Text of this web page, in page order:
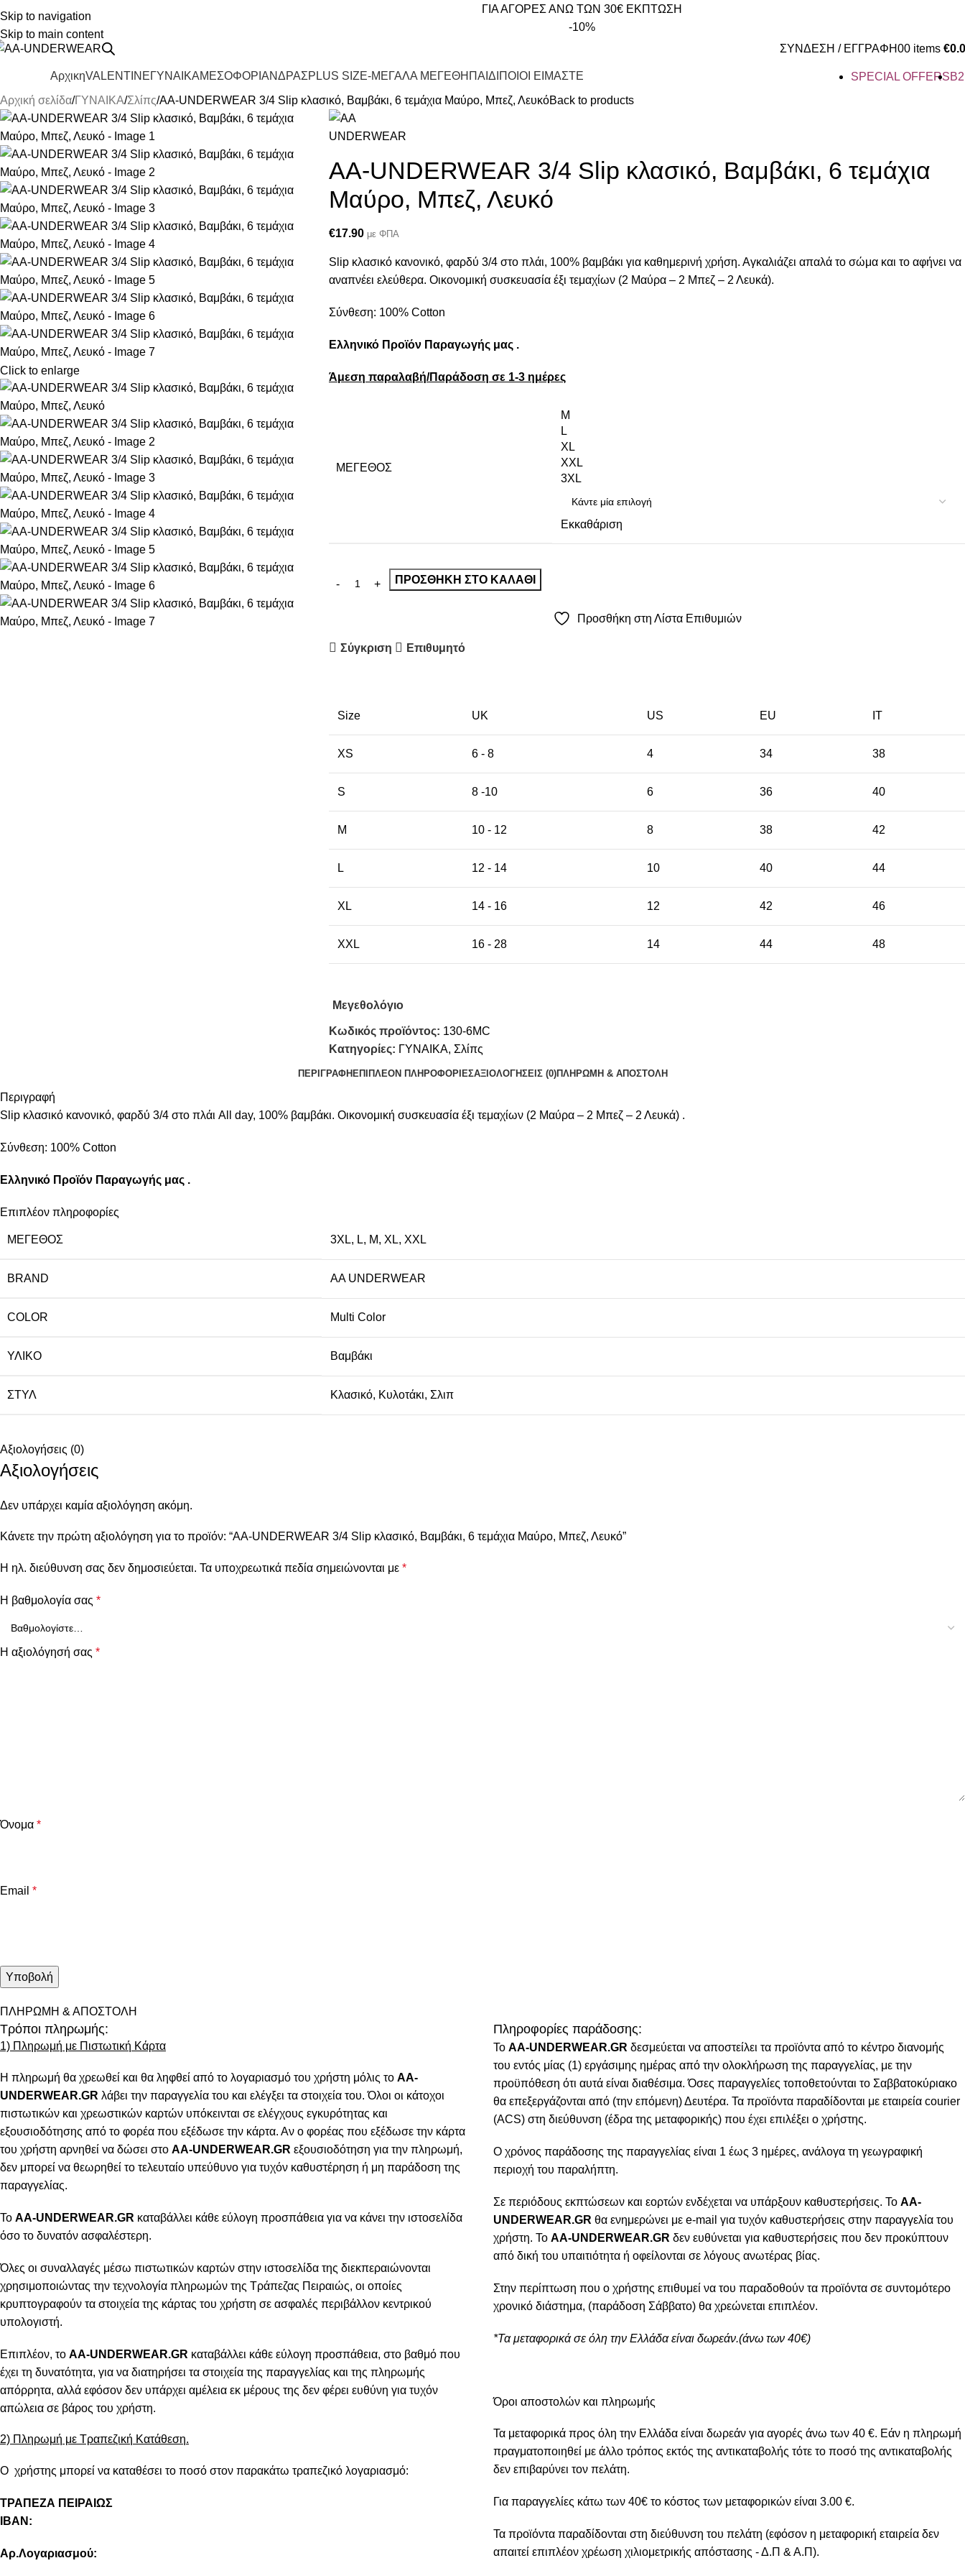
Skip to navigation
Skip to main content
παραγγελίες 23210 97300
ΓΙΑ ΑΓΟΡΕΣ ΑΝΩ ΤΩΝ 30€ ΕΚΠΤΩΣΗ
-10%
ΣΥΝΔΕΣΗ / ΕΓΓΡΑΦΗ00 items €
ΑρχικηVALENTINEΓΥΝΑΙΚΑΜΕΣΟΦΟΡΙ ΑΝΔΡΑΣPLUS SIZE-ΜΕΓΑΛΑ ΜΕΓΕΘΗ ΠΑΙΔΙ ΠΟΙΟΙ ΕΙΜΑΣΤΕ SPECIAL OFFERS
Αρχική σελίδα ΓΥΝΑΙΚΑ Σλίπς AA-UNDERWEAR 3/4 Slip κλασικό, Βαμβάκι, 6 τεμάχια Μαύρο, Μπεζ, ΛευκόBack to products
Click to enlarge
AA-UNDERWEAR 3/4 Slip κλασικό, Βαμβάκι, 6 τεμάχια
Μαύρο, Μπεζ, Λευκό
€17.90 με ΦΠΑ
Slip κλασικό κανονικό, φαρδύ 3/4 στο πλάι, 100% βαμβάκι για καθημερινή χρήση. Αγκαλιάζει απαλά το σώμα και το αφήνει να
αναπνέει ελεύθερα. Οικονομική συσκευασία έξι τεμαχίων (2 Μαύρα – 2 Μπεζ – 2 Λευκά).
Σύνθεση: 100% Cotton
Ελληνικό Προϊόν Παραγωγής μας .
Άμεση παραλαβή/Παράδοση σε 1-3 ημέρες
ΜΈΓΕΘΟΣ
M
L
XL
XXL
3XL
Εκκαθάριση
ΠΡΟΣΘΉΚΗ ΣΤΟ ΚΑΛΆΘΙ
Προσθήκη στη Λίστα Επιθυμιών
Σύγκριση Επιθυμητό
Size UK US EU ΙΤ
XS 6 - 8 4 34 38
S 8 -10 6 36 40
M 10 - 12 8 38 42
L 12 - 14 10 40 44
XL 14 - 16 12 42 46
XXL 16 - 28 14 44 48
Μεγεθολόγιο
Κωδικός προϊόντος: 130-6MC
Κατηγορίες: ΓΥΝΑΙΚΑ, Σλίπς
ΠΕΡΙΓΡΑΦΉΕΠΙΠΛΈΟΝ ΠΛΗΡΟΦΟΡΊΕΣΑΞΙΟΛΟΓΉΣΕΙΣ (0)ΠΛΗΡΩΜΗ & ΑΠΟΣΤΟΛΗ
Περιγραφή
Slip κλασικό κανονικό, φαρδύ 3/4 στο πλάι All day, 100% βαμβάκι. Οικονομική συσκευασία έξι τεμαχίων (2 Μαύρα – 2 Μπεζ – 2 Λευκά) .
Σύνθεση: 100% Cotton
Ελληνικό Προϊόν Παραγωγής μας .
Επιπλέον πληροφορίες
ΜΈΓΕΘΟΣ 3XL, L, M, XL, XXL
BRAND AA UNDERWEAR
COLOR Multi Color
ΥΛΙΚΌ Βαμβάκι
ΣΤΥΛ Κλασικό, Κυλοτάκι, Σλιπ
Αξιολογήσεις (0)
Αξιολογήσεις
Δεν υπάρχει καμία αξιολόγηση ακόμη.
Κάνετε την πρώτη αξιολόγηση για το προϊόν: “AA-UNDERWEAR 3/4 Slip κλασικό, Βαμβάκι, 6 τεμάχια Μαύρο, Μπεζ, Λευκό”
Η ηλ. διεύθυνση σας δεν δημοσιεύεται. Τα υποχρεωτικά πεδία σημειώνονται με *
Η βαθμολογία σας *
Η αξιολόγησή σας *
Όνομα *
Email *
ΠΛΗΡΩΜΗ & ΑΠΟΣΤΟΛΗ
Τρόποι πληρωμής:
1) Πληρωμή με Πιστωτική Κάρτα
Η πληρωμή θα χρεωθεί και θα ληφθεί από το λογαριασμό του χρήστη μόλις το AA-
UNDERWEAR.GR λάβει την παραγγελία του και ελέγξει τα στοιχεία του. Όλοι οι κάτοχοι
πιστωτικών και χρεωστικών καρτών υπόκεινται σε ελέγχους εγκυρότητας και
εξουσιοδότησης από το φορέα που εξέδωσε την κάρτα. Αν ο φορέας που εξέδωσε την κάρτα
του χρήστη αρνηθεί να δώσει στο AA-UNDERWEAR.GR εξουσιοδότηση για την πληρωμή,
δεν μπορεί να θεωρηθεί το τελευταίο υπεύθυνο για τυχόν καθυστέρηση ή μη παράδοση της
παραγγελίας.
Το AA-UNDERWEAR.GR καταβάλλει κάθε εύλογη προσπάθεια για να κάνει την ιστοσελίδα
όσο το δυνατόν ασφαλέστερη.
Όλες οι συναλλαγές μέσω πιστωτικών καρτών στην ιστοσελίδα της διεκπεραιώνονται
χρησιμοποιώντας την τεχνολογία πληρωμών της Τράπεζας Πειραιώς, οι οποίες
κρυπτογραφούν τα στοιχεία της κάρτας του χρήστη σε ασφαλές περιβάλλον κεντρικού
υπολογιστή.
Επιπλέον, το AA-UNDERWEAR.GR καταβάλλει κάθε εύλογη προσπάθεια, στο βαθμό που
έχει τη δυνατότητα, για να διατηρήσει τα στοιχεία της παραγγελίας και της πληρωμής
απόρρητα, αλλά εφόσον δεν υπάρχει αμέλεια εκ μέρους της δεν φέρει ευθύνη για τυχόν
απώλεια σε βάρος του χρήστη.
2) Πληρωμή με Τραπεζική Κατάθεση.
Ο χρήστης μπορεί να καταθέσει το ποσό στον παρακάτω τραπεζικό λογαριασμό:
ΤΡΑΠΕΖΑ ΠΕΙΡΑΙΩΣ
IBAN:
Αρ.Λογαριασμού:
Πληροφορίες παράδοσης:
To AA-UNDERWEAR.GR δεσμεύεται να αποστείλει τα προϊόντα από το κέντρο διανομής
του εντός μίας (1) εργάσιμης ημέρας από την ολοκλήρωση της παραγγελίας, με την
προϋπόθεση ότι αυτά είναι διαθέσιμα. Όσες παραγγελίες τοποθετούνται το Σαββατοκύριακο
θα επεξεργάζονται από (την επόμενη) Δευτέρα. Τα προϊόντα παραδίδονται με εταιρεία courier
(ACS) στη διεύθυνση (έδρα της μεταφορικής) που έχει επιλέξει ο χρήστης.
Ο χρόνος παράδοσης της παραγγελίας είναι 1 έως 3 ημέρες, ανάλογα τη γεωγραφική
περιοχή του παραλήπτη.
Σε περιόδους εκπτώσεων και εορτών ενδέχεται να υπάρξουν καθυστερήσεις. Το AA-
UNDERWEAR.GR θα ενημερώνει με e-mail για τυχόν καθυστερήσεις στην παραγγελία του
χρήστη. Το AA-UNDERWEAR.GR δεν ευθύνεται για καθυστερήσεις που δεν προκύπτουν
από δική του υπαιτιότητα ή οφείλονται σε λόγους ανωτέρας βίας.
Στην περίπτωση που ο χρήστης επιθυμεί να του παραδοθούν τα προϊόντα σε συντομότερο
χρονικό διάστημα, (παράδοση Σάββατο) θα χρεώνεται επιπλέον.
*Τα μεταφορικά σε όλη την Ελλάδα είναι δωρεάν.(άνω των 40€)
Όροι αποστολών και πληρωμής
Τα μεταφορικά προς όλη την Ελλάδα είναι δωρεάν για αγορές άνω των 40 €. Εάν η πληρωμή
πραγματοποιηθεί με άλλο τρόπος εκτός της αντικαταβολής τότε το ποσό της αντικαταβολής
δεν επιβαρύνει τον πελάτη.
Για παραγγελίες κάτω των 40€ το κόστος των μεταφορικών είναι 3.00 €.
Τα προϊόντα παραδίδονται στη διεύθυνση του πελάτη (εφόσον η μεταφορική εταιρεία δεν
απαιτεί επιπλέον χρέωση χιλιομετρικής απόστασης - Δ.Π & Α.Π).